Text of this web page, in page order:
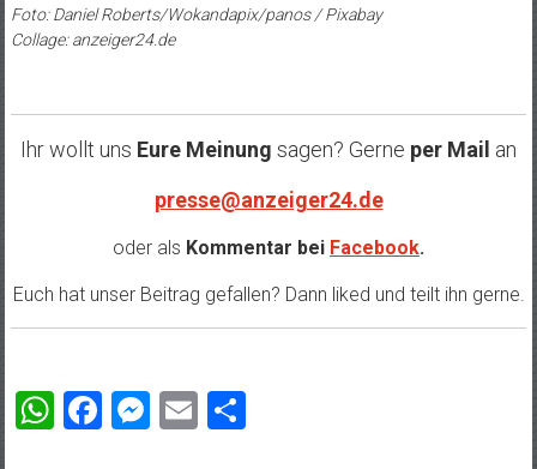
Foto: Daniel Roberts/Wokandapix/panos / Pixabay
Collage: anzeiger24.de
Ihr wollt uns Eure Meinung sagen? Gerne per Mail an
presse@anzeiger24.de
oder als Kommentar bei Facebook.
Euch hat unser Beitrag gefallen? Dann liked und teilt ihn gerne.
WhatsApp
Facebook
Messenger
EmailTeilen